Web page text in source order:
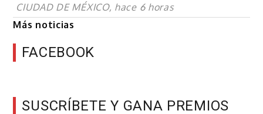
CIUDAD DE MÉXICO, hace 6 horas
Más noticias
FACEBOOK
SUSCRÍBETE Y GANA PREMIOS